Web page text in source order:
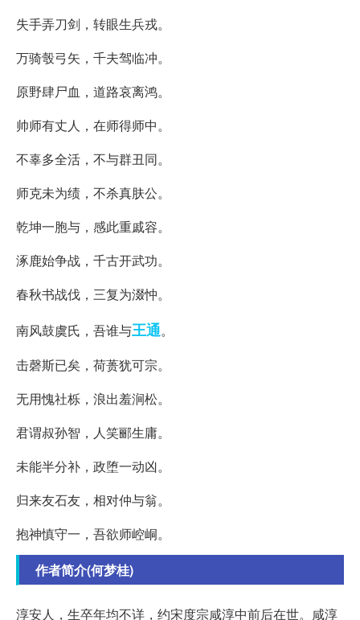
失手弄刀剑，转眼生兵戎。
万骑彀弓矢，千夫驾临冲。
原野肆尸血，道路哀离鸿。
帅师有丈人，在师得师中。
不辜多全活，不与群丑同。
师克未为绩，不杀真肤公。
乾坤一胞与，感此重戚容。
涿鹿始争战，千古开武功。
春秋书战伐，三复为涰忡。
南风鼓虞氏，吾谁与王通。
击磬斯已矣，荷蒉犹可宗。
无用愧社栎，浪出羞涧松。
君谓叔孙智，人笑郦生庸。
未能半分补，政堕一动凶。
归来友石友，相对仲与翁。
抱神慎守一，吾欲师崆峒。
作者简介(何梦桂)
淳安人，生卒年均不详，约宋度宗咸淳中前后在世。咸淳